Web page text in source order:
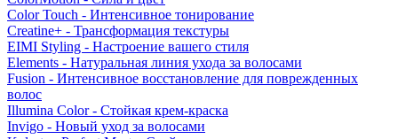
Color Touch - Интенсивное тонирование
Creatine+ - Трансформация текстуры
EIMI Styling - Настроение вашего стиля
Elements - Натуральная линия ухода за волосами
Fusion - Интенсивное восстановление для поврежденных
волос
Illumina Color - Стойкая крем-краска
Invigo - Новый уход за волосами